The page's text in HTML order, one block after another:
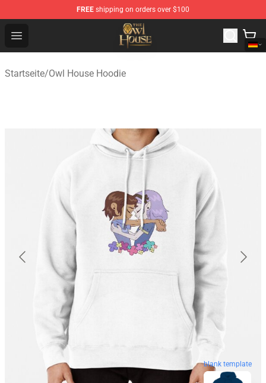
FREE shipping on orders over $100
Open menu
The Owl House Store - Official The Owl House
Startseite/Owl House Hoodie
blank template